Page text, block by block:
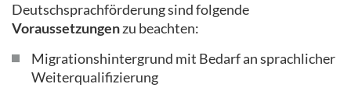
Deutschsprachförderung sind folgende
Voraussetzungenzu beachten:
Migrationshintergrund mit Bedarf an sprachlicher
Weiterqualifizierung